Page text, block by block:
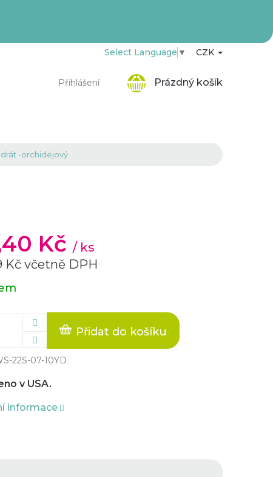
Přihlášení
Select Language ▼ CZK
Prázdný košík
-orchidejový
Kč / ks
Kč včetně DPH
Přidat do košíku
22S-07-10YD
v USA.
informace